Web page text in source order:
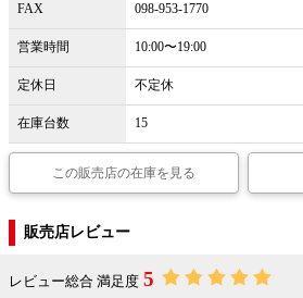
FAX 098-953-1770
営業時間 10:00〜19:00
定休日 不定休
在庫台数 15
この販売店の在庫を見る
販売店レビュー
レビュー総合 満足度 5